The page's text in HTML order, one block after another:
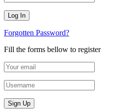
Forgotten Password?
Fill the forms bellow to register